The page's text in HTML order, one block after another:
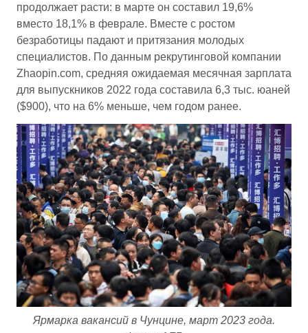
продолжает расти: в марте он составил 19,6%
вместо 18,1% в феврале. Вместе с ростом
безработицы падают и притязания молодых
специалистов. По данным рекрутинговой компании
Zhaopin.com, средняя ожидаемая месячная зарплата
для выпускников 2022 года составила 6,3 тыс. юаней
($900), что на 6% меньше, чем годом ранее.
Ярмарка вакансий в Чунцине, март 2023 года.